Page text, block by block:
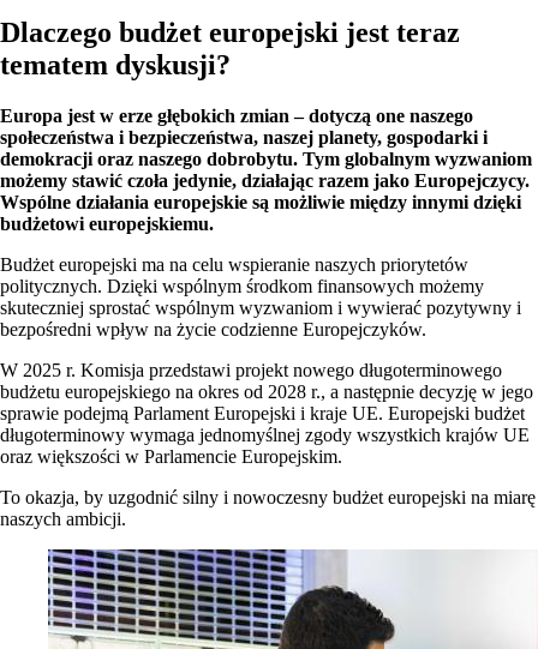
Dlaczego budżet europejski jest teraz
tematem dyskusji?
Europa jest w erze głębokich zmian – dotyczą one naszego
społeczeństwa i bezpieczeństwa, naszej planety, gospodarki i
demokracji oraz naszego dobrobytu. Tym globalnym wyzwaniom
możemy stawić czoła jedynie, działając razem jako Europejczycy.
Wspólne działania europejskie są możliwie między innymi dzięki
budżetowi europejskiemu.
Budżet europejski ma na celu wspieranie naszych priorytetów
politycznych. Dzięki wspólnym środkom finansowych możemy
skuteczniej sprostać wspólnym wyzwaniom i wywierać pozytywny i
bezpośredni wpływ na życie codzienne Europejczyków.
W 2025 r. Komisja przedstawi projekt nowego długoterminowego
budżetu europejskiego na okres od 2028 r., a następnie decyzję w jego
sprawie podejmą Parlament Europejski i kraje UE. Europejski budżet
długoterminowy wymaga jednomyślnej zgody wszystkich krajów UE
oraz większości w Parlamencie Europejskim.
To okazja, by uzgodnić silny i nowoczesny budżet europejski na miarę
naszych ambicji.